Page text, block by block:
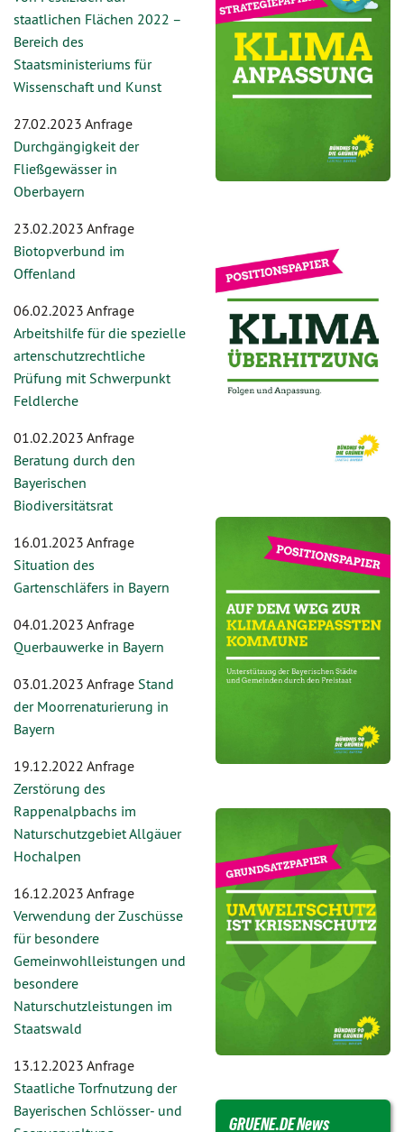
staatlichen Flächen 2022 –
Bereich des
Staatsministeriums für
Wissenschaft und Kunst
27.02.2023 Anfrage
Durchgängigkeit der
Fließgewässer in
Oberbayern
23.02.2023 Anfrage
Biotopverbund im
Offenland
06.02.2023 Anfrage
Arbeitshilfe für die spezielle
artenschutzrechtliche
Prüfung mit Schwerpunkt
Feldlerche
01.02.2023 Anfrage
Beratung durch den
Bayerischen
Biodiversitätsrat
16.01.2023 Anfrage
Situation des
Gartenschläfers in Bayern
04.01.2023 Anfrage
Querbauwerke in Bayern
03.01.2023 Anfrage Stand
der Moorrenaturierung in
Bayern
19.12.2022 Anfrage
Zerstörung des
Rappenalpbachs im
Naturschutzgebiet Allgäuer
Hochalpen
16.12.2023 Anfrage
Verwendung der Zuschüsse
für besondere
Gemeinwohlleistungen und
besondere
Naturschutzleistungen im
Staatswald
13.12.2023 Anfrage
Staatliche Torfnutzung der
Bayerischen Schlösser- und
GRUENE.DE News